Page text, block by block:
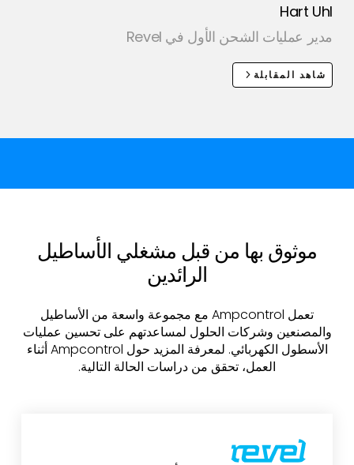
Hart Uhl
مدير عمليات الشحن الأول في Revel
شاهد المقابلة
موثوق بها من قبل مشغلي الأساطيل
الرائدين
تعمل Ampcontrol مع مجموعة واسعة من الأساطيل
والمصنعين وشركات الحلول لمساعدتهم على تحسين عمليات
الأسطول الكهربائي. لمعرفة المزيد حول Ampcontrol أثناء
العمل، تحقق من دراسات الحالة التالية.